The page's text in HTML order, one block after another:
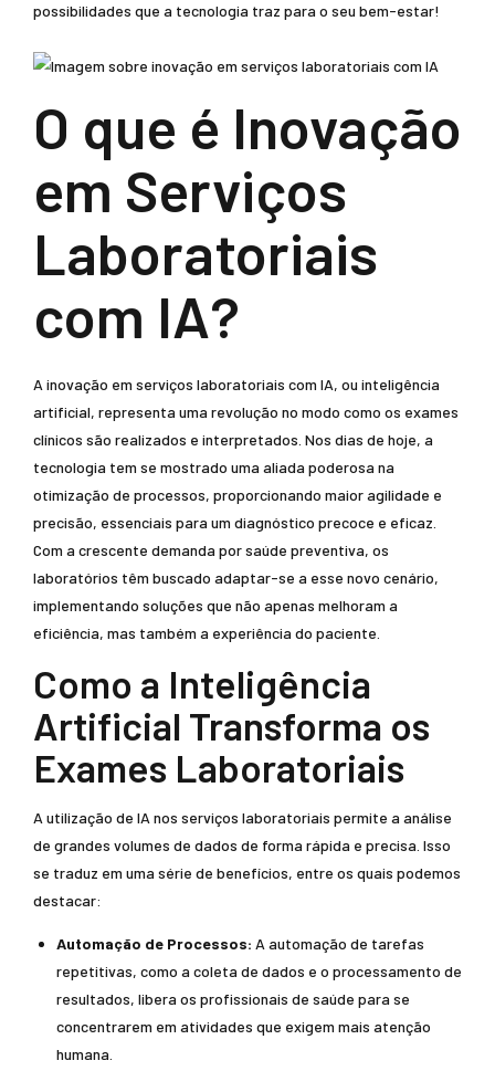
possibilidades que a tecnologia traz para o seu bem-estar!
O que é Inovação
em Serviços
Laboratoriais
com IA?
A inovação em serviços laboratoriais com IA, ou inteligência
artificial, representa uma revolução no modo como os exames
clínicos são realizados e interpretados. Nos dias de hoje, a
tecnologia tem se mostrado uma aliada poderosa na
otimização de processos, proporcionando maior agilidade e
precisão, essenciais para um diagnóstico precoce e eficaz.
Com a crescente demanda por saúde preventiva, os
laboratórios têm buscado adaptar-se a esse novo cenário,
implementando soluções que não apenas melhoram a
eficiência, mas também a experiência do paciente.
Como a Inteligência
Artificial Transforma os
Exames Laboratoriais
A utilização de IA nos serviços laboratoriais permite a análise
de grandes volumes de dados de forma rápida e precisa. Isso
se traduz em uma série de benefícios, entre os quais podemos
destacar:
Automação de Processos: A automação de tarefas
repetitivas, como a coleta de dados e o processamento de
resultados, libera os profissionais de saúde para se
concentrarem em atividades que exigem mais atenção
humana.